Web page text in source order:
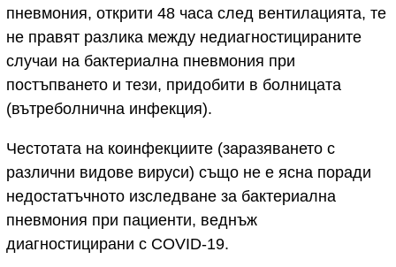
пневмония, открити 48 часа след вентилацията, те
не правят разлика между недиагностицираните
случаи на бактериална пневмония при
постъпването и тези, придобити в болницата
(вътреболнична инфекция).
Честотата на коинфекциите (заразяването с
различни видове вируси) също не е ясна поради
недостатъчното изследване за бактериална
пневмония при пациенти, веднъж
диагностицирани с COVID-19.